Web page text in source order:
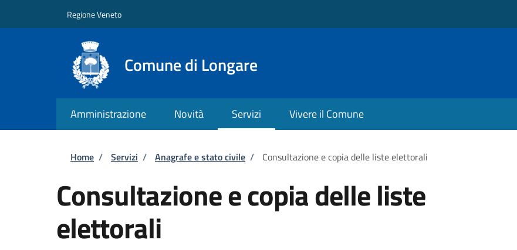
Regione Veneto
Comune di Longare
Amministrazione Novità Servizi Vivere il Comune
Briciole di pane
Home / Servizi / Anagrafe e stato civile / Consultazione e copia delle liste elettorali
Consultazione e copia delle liste
elettorali